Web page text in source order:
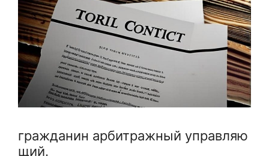
гражданин арбитражный управляю
щий.